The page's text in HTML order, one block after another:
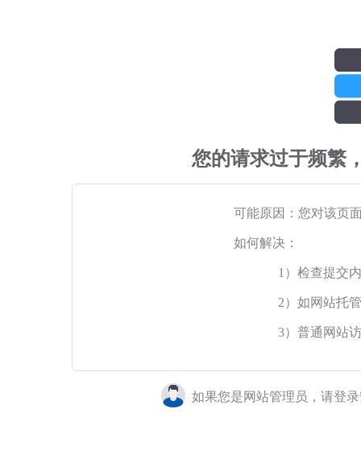
您的请求过于频繁
可能原因：您对该页
如何解决：
1）检查提交
2）如网站托
3）普通网站
如果您是网站管理员，请登